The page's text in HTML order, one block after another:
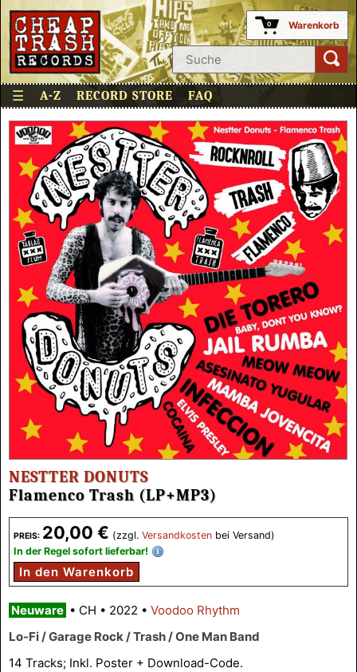
0 Warenkorb
☰ A-Z RECORD STORE FAQ
PREIS: 20,00 € (zzgl. Versandkosten bei Versand)
In der Regel sofort lieferbar!
In den Warenkorb
NESTTER DONUTS
Flamenco Trash (LP+MP3)
Neuware • CH • 2022 • Voodoo Rhythm
Lo-Fi / Garage Rock / Trash / One Man Band
14 Tracks; Inkl. Poster + Download-Code.